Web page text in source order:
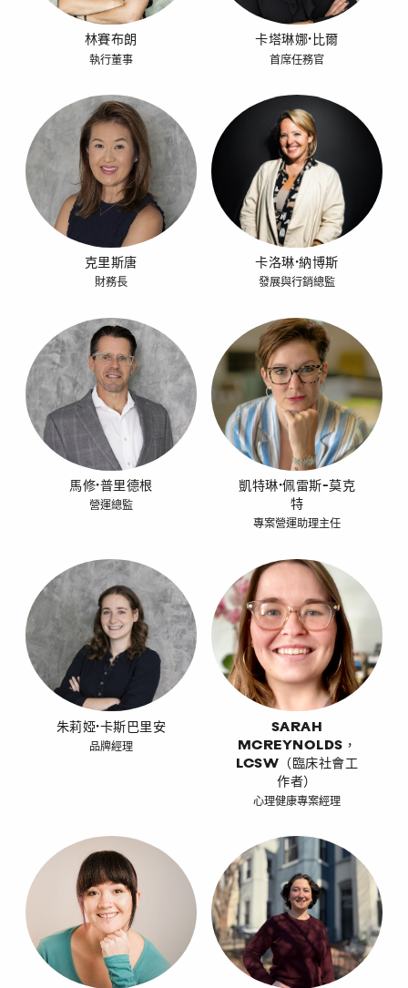
林賽布朗
執行董事
卡塔琳娜·比爾
首席任務官
克里斯唐
財務長
卡洛琳·納博斯
發展與行銷總監
馬修·普里德根
營運總監
凱特琳·佩雷斯-莫克
特
專案營運助理主任
朱莉婭·卡斯巴里安
品牌經理
SARAH
MCREYNOLDS，
LCSW（臨床社會工
作者）
心理健康專案經理